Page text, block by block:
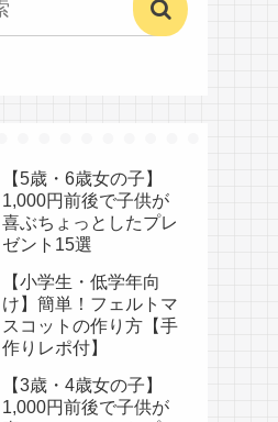
【5歳・6歳女の子】
1,000円前後で子供が
喜ぶちょっとしたプレ
ゼント15選
【小学生・低学年向
け】簡単！フェルトマ
スコットの作り方【手
作りレポ付】
【3歳・4歳女の子】
1,000円前後で子供が